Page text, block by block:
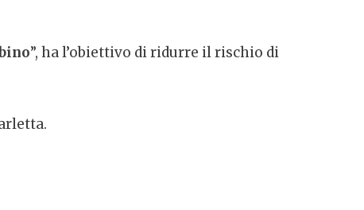
”, ha l’obiettivo di ridurre il rischio di